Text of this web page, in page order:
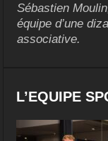
Sébastien
équipe d’une
associative.
L’EQUIPE